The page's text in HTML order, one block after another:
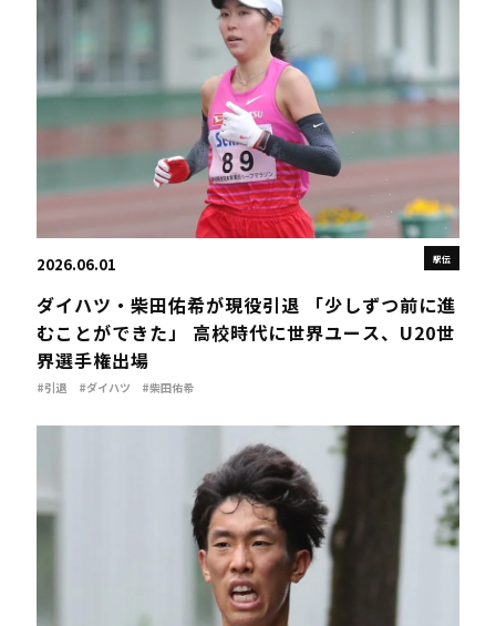
駅伝
2026.06.01
ダイハツ・柴田佑希が現役引退 「少しずつ前に進
むことができた」 高校時代に世界ユース、U20世
界選手権出場
#引退 #ダイハツ #柴田佑希